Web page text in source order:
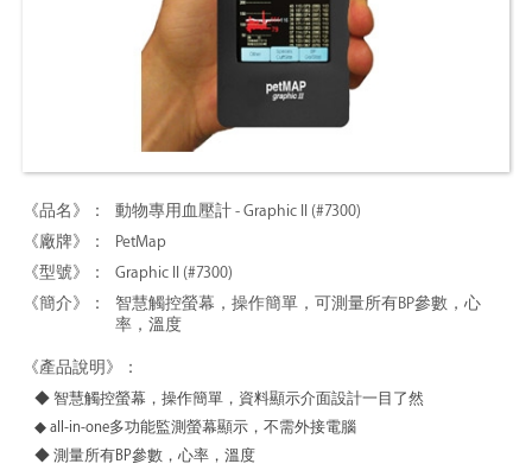
動物專用血壓計 - Graphic II (#7300)
PetMap
Graphic II (#7300)
智慧觸控螢幕，操作簡單，可測量所有BP參數，心
率，溫度
◆ 智慧觸控螢幕，操作簡單，資料顯示介面設計一目了然
◆ all-in-one多功能監測螢幕顯示，不需外接電腦
◆ 測量所有BP參數，心率，溫度